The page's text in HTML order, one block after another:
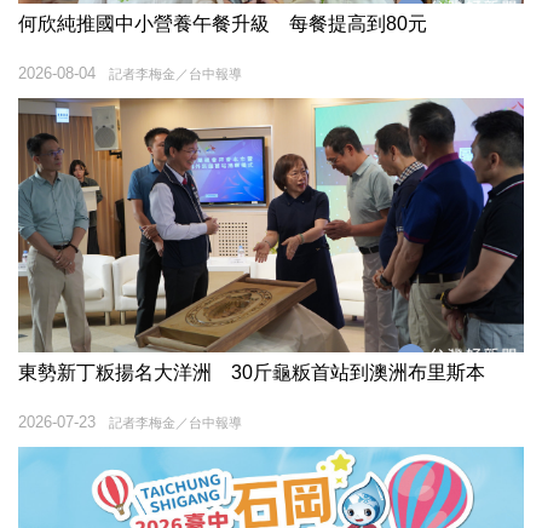
何欣純推國中小營養午餐升級 每餐提高到80元
記者李梅金／台中報導
2026-08-04
東勢新丁粄揚名大洋洲 30斤龜粄首站到澳洲布里斯本
記者李梅金／台中報導
2026-07-23